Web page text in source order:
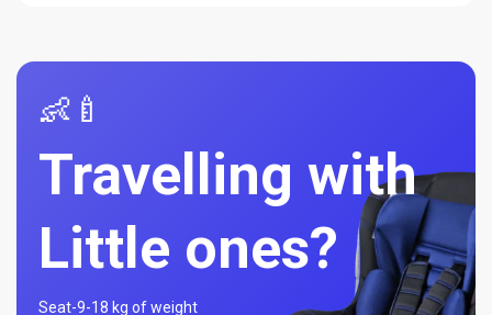
👶🍼
Travelling with
Little ones?
Seat-9-18 kg of weight